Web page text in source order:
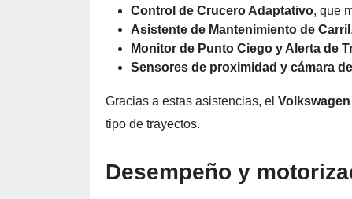
Control de Crucero Adaptativo, que
Asistente de Mantenimiento de Carril
Monitor de Punto Ciego y Alerta de
Sensores de proximidad y cámara
Gracias a estas asistencias, el
tipo de trayectos.
Desempeño y